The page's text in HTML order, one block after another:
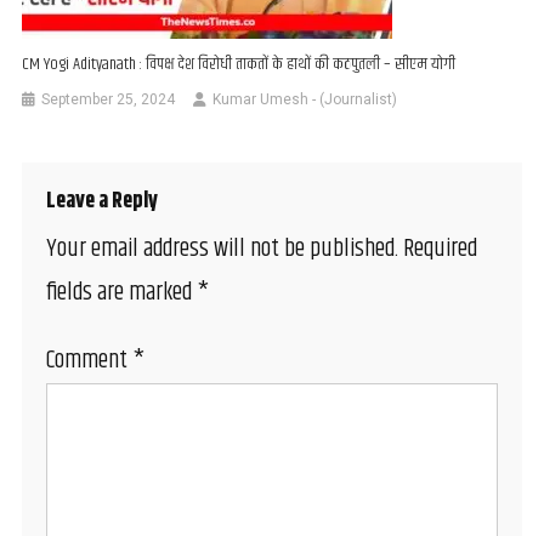
CM Yogi Adityanath : विपक्ष देश विरोधी ताकतों के हाथों की कठपुतली – सीएम योगी
September 25, 2024 Kumar Umesh - (Journalist)
Leave a Reply
Your email address will not be published.Required
fields are marked*
Comment*